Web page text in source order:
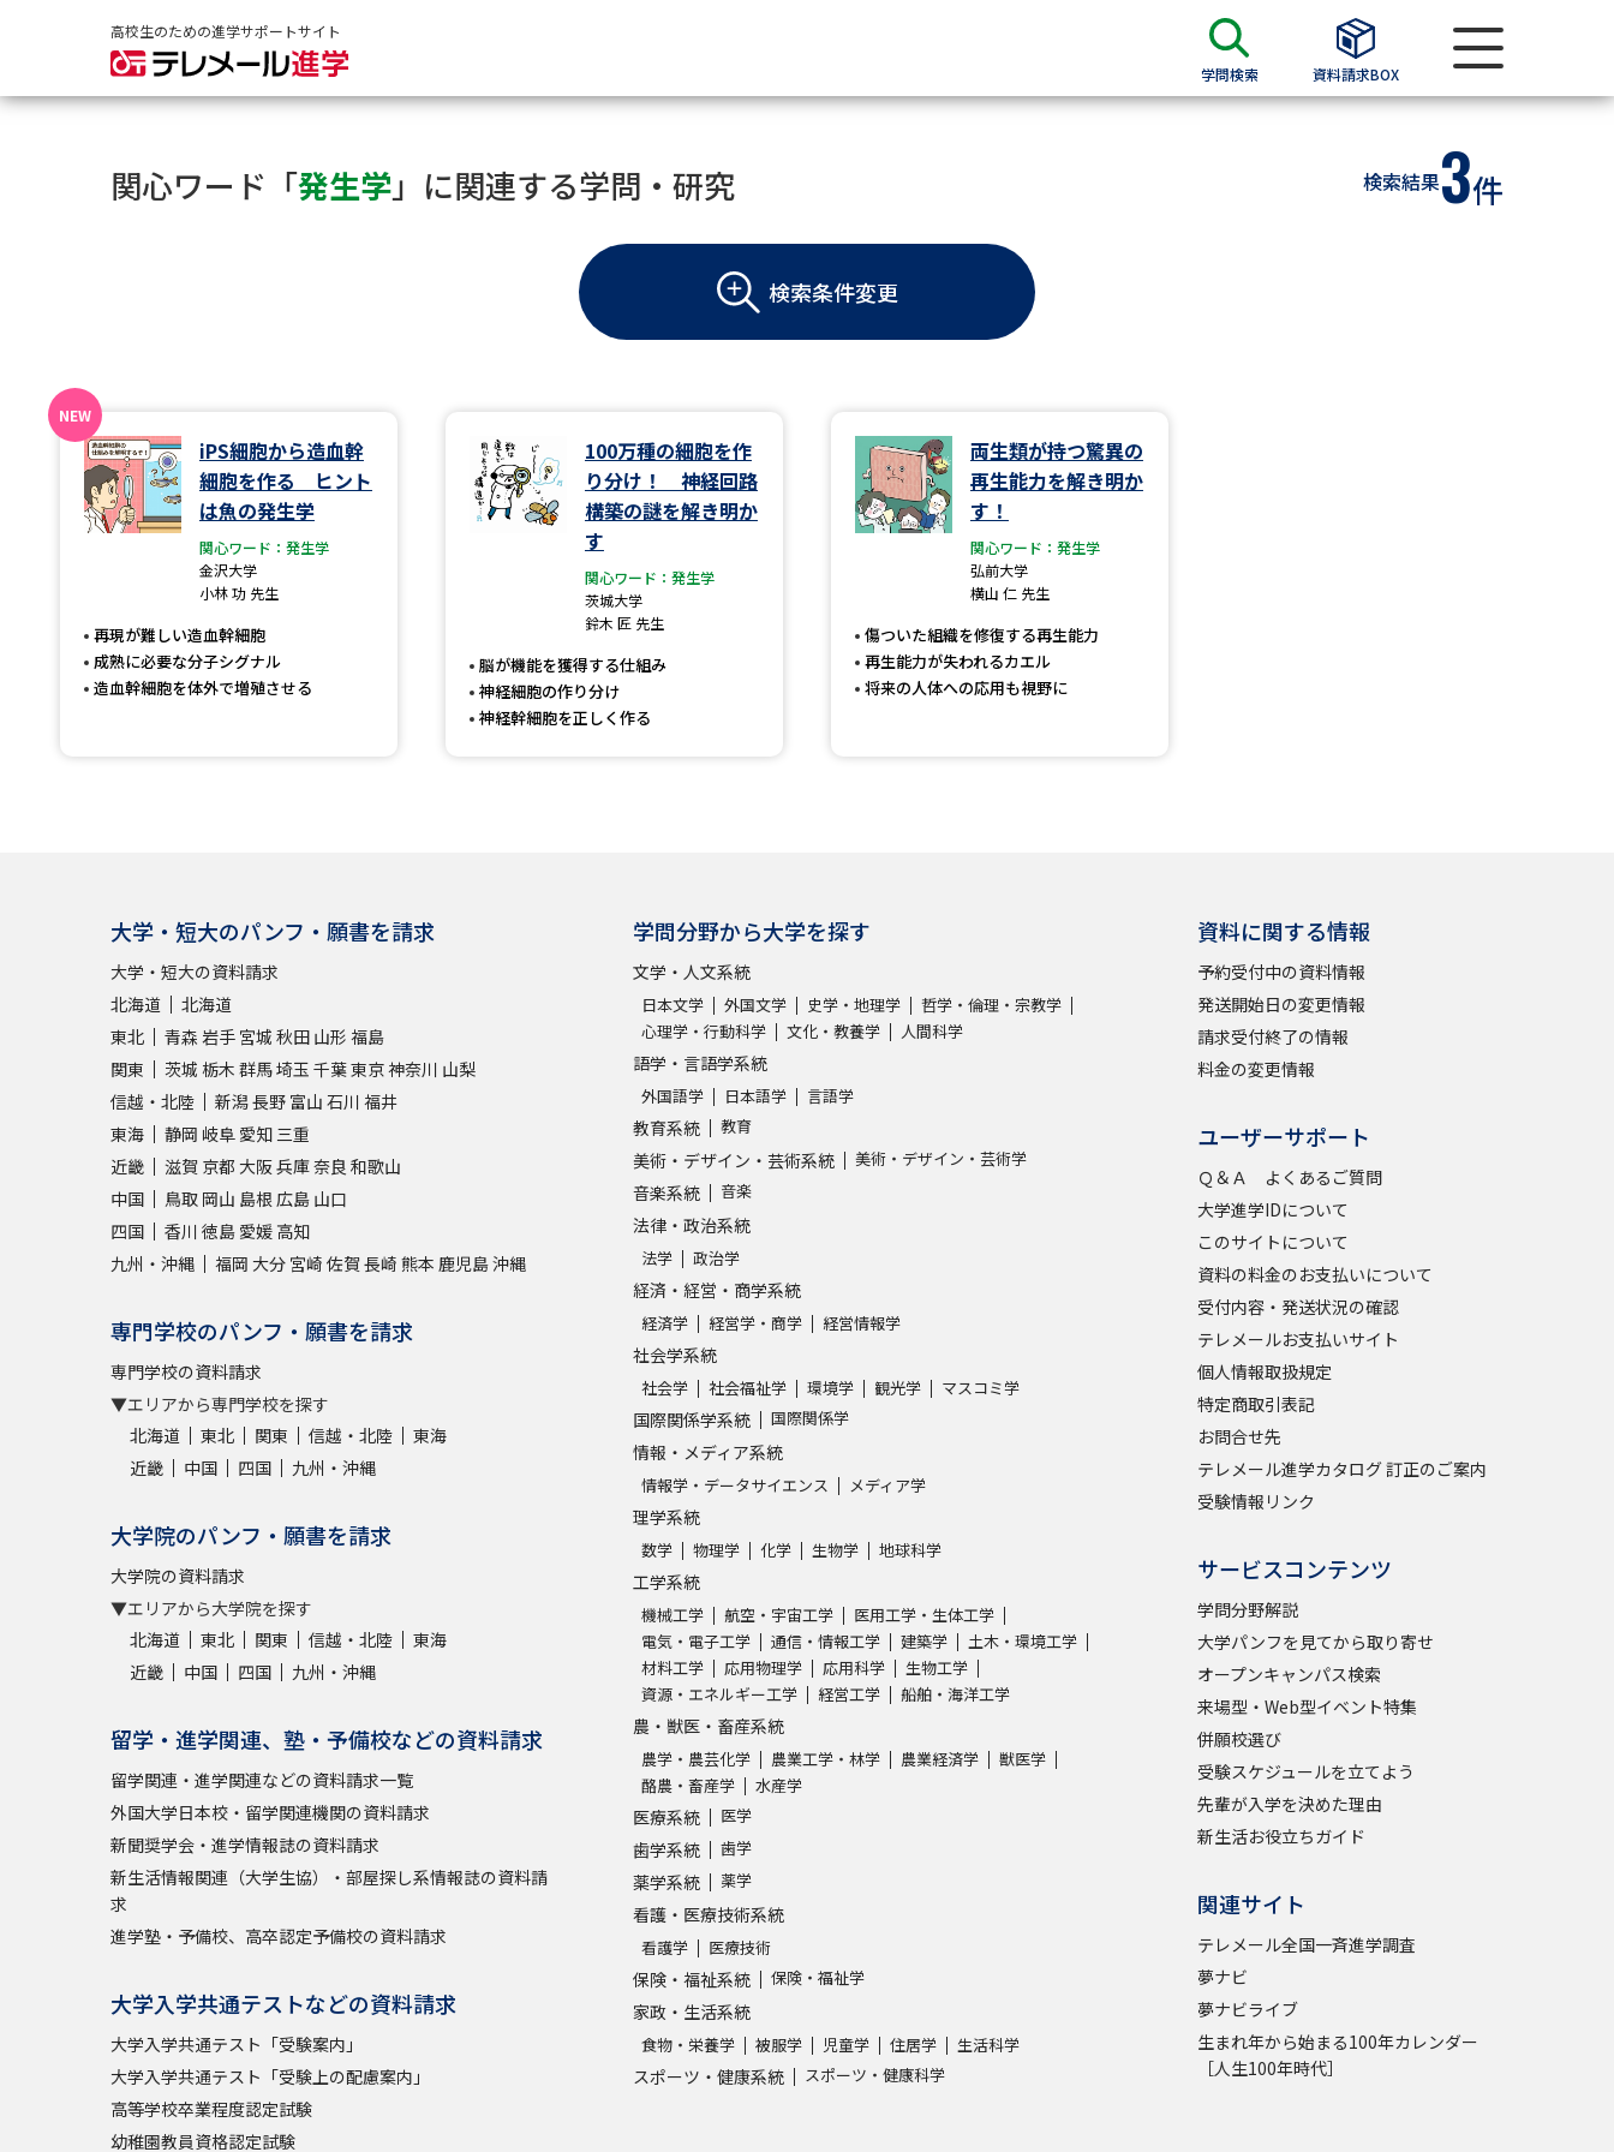
高校生のための進学サポートサイト
学問検索 資料請求BOX
大学・短大の資料種類から請求
大学パンフ
学部・学科パンフ
総合型選抜・学校推薦型選抜 募集要項＆願書
大学・短大以外の資料から請求
専門学校の資料請求 大学院の資料請求
大学入学共通テスト「受験案内」の請求
大学入学共通テスト「受験上の配慮案内」の請求
幼稚園教員資格認定試験
小学校教員資格認定試験
高等学校（情報）教員資格認定試験
新増設大学・学部・学科特集
国際・グローバルに強い大学特集
データサイエンス特集
デジタルパンフレット
進路の３択
新学年スタート号特集ページ（高3生用）
新学年スタート号特集ページ（高2生用）
SELFBRAND特集ページ
オープンキャンパスなどを調べる
オープンキャンパス検索
受験準備 資料検索
志望校・出願校を調べる
テレメール全国一斉進学調査
学問発見 学問検索
大学で学びたい学問発見
学問のミニ講義「夢ナビ講義」 学問の教科書 夢ナビライブ
ユーザーサポート
Ｑ＆Ａ よくあるご質問
このサイトについて
資料の料金のお支払いについて 受付内容・発送状況の確認 テレメール お支払いサイト
個人情報取扱規定
特定商取引表記
関心ワード「発生学」に関連する学問・研究 検索結果3件
検索条件変更
iPS細胞から造血幹
細胞を作る ヒント
は魚の発生学
関心ワード：発生学
金沢大学
小林 功 先生
再現が難しい造血幹細胞
成熟に必要な分子シグナル
造血幹細胞を体外で増殖させる
100万種の細胞を作
り分け！ 神経回路
構築の謎を解き明か
す
関心ワード：発生学
茨城大学
鈴木 匠 先生
脳が機能を獲得する仕組み
神経細胞の作り分け
神経幹細胞を正しく作る
両生類が持つ驚異の
再生能力を解き明か
す！
関心ワード：発生学
弘前大学
横山 仁 先生
傷ついた組織を修復する再生能力
再生能力が失われるカエル
将来の人体への応用も視野に
大学・短大のパンフ・願書を請求
大学・短大の資料請求
北海道
北海道
東北
青森 岩手 宮城 秋田 山形 福島
関東
茨城 栃木 群馬埼玉 千葉東京神奈川 山梨
信越・北陸
新潟長野 富山 石川 福井
東海
静岡 岐阜 愛知 三重
近畿
滋賀 京都 大阪兵庫奈良 和歌山
中国
鳥取 岡山 島根 広島 山口
四国
香川 徳島 愛媛 高知
九州・沖縄
福岡 大分 宮崎 佐賀 長崎 熊本 鹿児島沖縄
専門学校のパンフ・願書を請求
専門学校の資料請求
▼エリアから専門学校を探す
北海道
東北 関東 信越・北陸
東海
近畿
中国 四国 九州・沖縄
大学院のパンフ・願書を請求
大学院の資料請求
▼エリアから大学院を探す
北海道
東北 関東 信越・北陸
東海
近畿
中国 四国 九州・沖縄
留学・進学関連、塾・予備校などの資料請求
留学関連・進学関連などの資料請求一覧
外国大学日本校・留学関連機関の資料請求
新聞奨学会・進学情報誌の資料請求
新生活情報関連（大学生協）・部屋探し系情報誌の資料請
求
進学塾・予備校、高卒認定予備校の資料請求
大学入学共通テストなどの資料請求
大学入学共通テスト「受験案内」
大学入学共通テスト「受験上の配慮案内」
高等学校卒業程度認定試験
幼稚園教員資格認定試験
学問分野から大学を探す
文学・人文系統
日本文学 外国文学 史学・地理学
哲学・倫理・宗教学
心理学・行動科学
文化・教養学 人間科学
語学・言語学系統
外国語学 日本語学 言語学
教育系統 教育
美術・デザイン・芸術系統 美術・デザイン・芸術学
音楽系統 音楽
法律・政治系統
法学 政治学
経済・経営・商学系統
経済学 経営学・商学 経営情報学
社会学系統
社会学 社会福祉学 環境学 観光学 マスコミ学
国際関係学系統 国際関係学
情報・メディア系統
情報学・データサイエンス メディア学
理学系統
数学 物理学 化学 生物学 地球科学
工学系統
機械工学 航空・宇宙工学
医用工学・生体工学
電気・電子工学
通信・情報工学 建築学
土木・環境工学
材料工学
応用物理学 応用科学
生物工学
資源・エネルギー工学
経営工学 船舶・海洋工学
農・獣医・畜産系統
農学・農芸化学 農業工学・林学 農業経済学
獣医学
酪農・畜産学
水産学
医療系統 医学
歯学系統 歯学
薬学系統 薬学
看護・医療技術系統
看護学 医療技術
保険・福祉系統 保険・福祉学
家政・生活系統
食物・栄養学 被服学 児童学 住居学 生活科学
スポーツ・健康系統 スポーツ・健康科学
資料に関する情報
予約受付中の資料情報
発送開始日の変更情報
請求受付終了の情報
料金の変更情報
ユーザーサポート
Ｑ＆Ａ よくあるご質問
大学進学IDについて
このサイトについて
資料の料金のお支払いについて
受付内容・発送状況の確認
テレメールお支払いサイト
個人情報取扱規定
特定商取引表記
お問合せ先
テレメール進学カタログ 訂正のご案内
受験情報リンク
サービスコンテンツ
学問分野解説
大学パンフを見てから取り寄せ
オープンキャンパス検索
来場型・Web型イベント特集
併願校選び
受験スケジュールを立てよう
先輩が入学を決めた理由
新生活お役立ちガイド
関連サイト
テレメール全国一斉進学調査
夢ナビ
夢ナビライブ
生まれ年から始まる100年カレンダー
［人生100年時代］